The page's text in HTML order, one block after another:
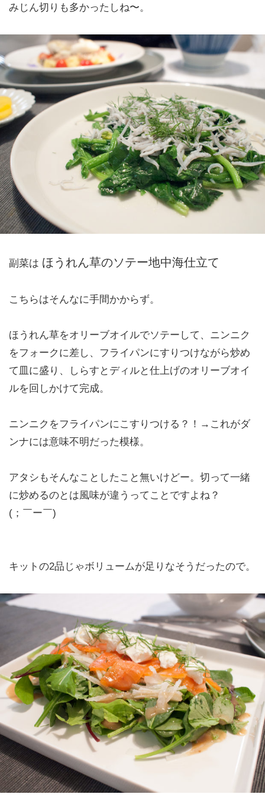
みじん切りも多かったしね〜。
副菜は ほうれん草のソテー地中海仕立て
こちらはそんなに手間かからず。
ほうれん草をオリーブオイルでソテーして、ニンニク
をフォークに差し、フライパンにすりつけながら炒め
て皿に盛り、しらすとディルと仕上げのオリーブオイ
ルを回しかけて完成。
ニンニクをフライパンにこすりつける？！→これがダ
ンナには意味不明だった模様。
アタシもそんなことしたこと無いけどー。切って一緒
に炒めるのとは風味が違うってことですよね？
(；￣ー￣)
キットの2品じゃボリュームが足りなそうだったので。